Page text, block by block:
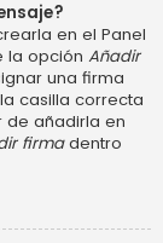
en el Panel
la opción Añadir
una firma
casilla correcta
de añadirla en
firmadentro